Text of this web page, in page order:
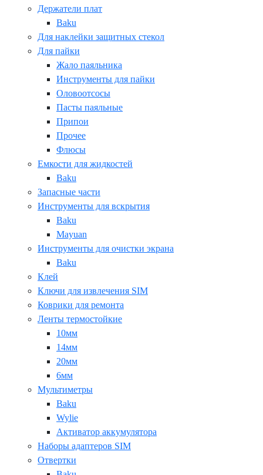
Держатели плат
Baku
Для наклейки защитных стекол
Для пайки
Жало паяльника
Инструменты для пайки
Оловоотсосы
Пасты паяльные
Припои
Прочее
Флюсы
Емкости для жидкостей
Baku
Запасные части
Инструменты для вскрытия
Baku
Mayuan
Инструменты для очистки экрана
Baku
Клей
Ключи для извлечения SIM
Коврики для ремонта
Ленты термостойкие
10мм
14мм
20мм
6мм
Мультиметры
Baku
Wylie
Активатор аккумулятора
Наборы адаптеров SIM
Отвертки